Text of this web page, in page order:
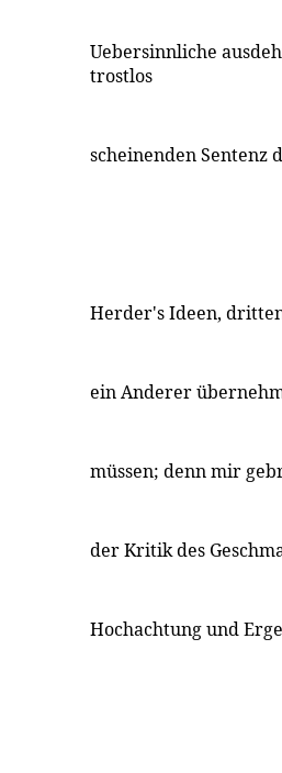
Uebersinnliche
trostlos
scheinenden
Herder's Ideen,
ein Anderer
müssen; denn mir
der Kritik des
Hochachtung und